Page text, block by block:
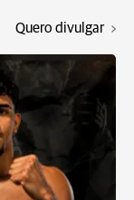
Quero divulgar